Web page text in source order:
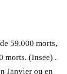
59.000 morts,
morts. (Insee) .
Janvier ou en